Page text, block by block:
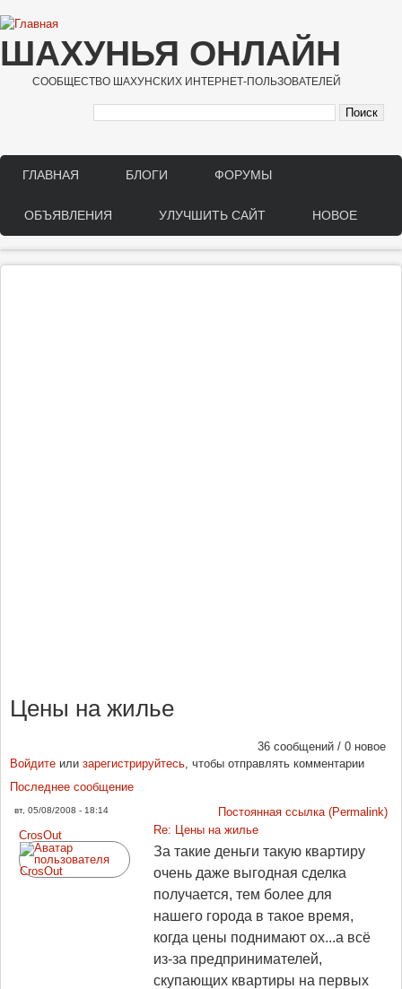
Перейти к основному содержанию
ШАХУНЬЯ ОНЛАЙН
СООБЩЕСТВО ШАХУНСКИХ ИНТЕРНЕТ-ПОЛЬЗОВАТЕЛЕЙ
Main menu
ГЛАВНАЯ БЛОГИ ФОРУМЫ
ОБЪЯВЛЕНИЯ УЛУЧШИТЬ САЙТ НОВОЕ
Цены на жилье
36 сообщений / 0 новое
Войдите или зарегистрируйтесь, чтобы отправлять комментарии
Последнее сообщение
вт, 05/08/2008 - 18:14
Постоянная ссылка (Permalink)
CrosOut
Re: Цены на жилье
За такие деньги такую квартиру
очень даже выгодная сделка
получается, тем более для
нашего города в такое время,
когда цены поднимают ох...а всё
из-за предпринимателей,
скупающих квартиры на первых